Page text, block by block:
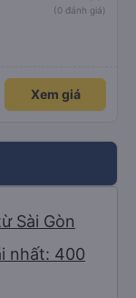
(0 đánh giá)
Xem giá
Sài Gòn
nhất: 400